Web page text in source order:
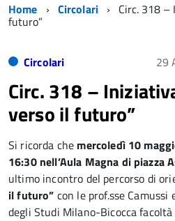
Home Circolari Circ. 318 –
futuro”
Circolari 29
Circ. 318 –
verso il futuro”
Si ricorda che mercoledì 10
16:30 nell’Aula Magna di piazza
ultimo incontro del percorso di
il futuro” con le prof.sse
degli Studi Milano-Bicocca facoltà